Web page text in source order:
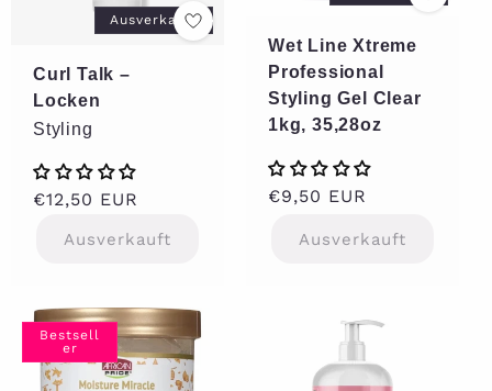
Ausverkauft
Curl Talk –
Locken
Styling
Normaler
€12,50 EUR
Ausverkauft
Wet Line Xtreme
Professional
Styling Gel Clear
1kg, 35,28oz
Normaler
€9,50 EUR
Ausverkauft
Bestsell
er